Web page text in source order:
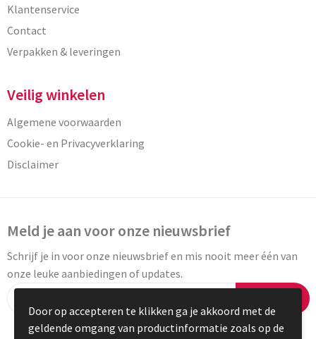
Klantenservice
Contact
Verpakken & leveringen
Veilig winkelen
Algemene voorwaarden
Cookie- en Privacyverklaring
Disclaimer
Meld je aan voor onze nieuwsbrief
Schrijf je in voor onze nieuwsbrief en mis nooit meer één van
onze leuke aanbiedingen of updates.
Door op accepteren te klikken ga je akkoord met de
geldende omgang van productinformatie zoals op de